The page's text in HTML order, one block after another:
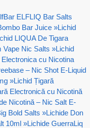
ELFLIQ Bar Salts
Bar Juice »Lichid
LIQUA De Tigara
Vape Nic Salts »Lichid
Electronica cu Nicotina
– Nic Shot E-Liquid
»Lichid Țigară
Electronică cu Nicotină
Nicotină – Nic Salt E-
Bold Salts »Lichide Don
10ml »Lichide GuerraLiq